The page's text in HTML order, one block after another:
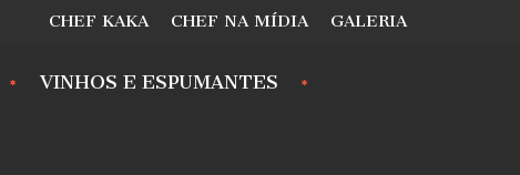
CHEF KAKA CHEF NA MÍDIA GALERIA
VINHOS E ESPUMANTES